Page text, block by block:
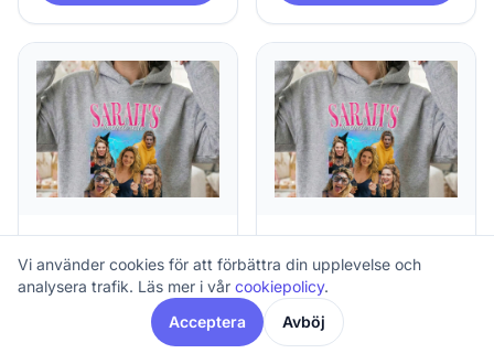
Fotocollage - 90s
Design
569 kr
Fotocollage - 90s
Design
569 kr
Vi använder cookies för att förbättra din upplevelse och
analysera trafik. Läs mer i vår cookiepolicy.
Acceptera
Avböj